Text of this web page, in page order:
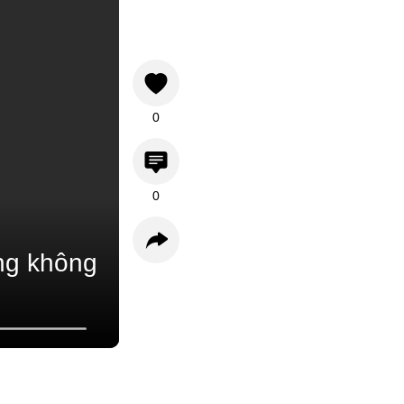
không
0
0